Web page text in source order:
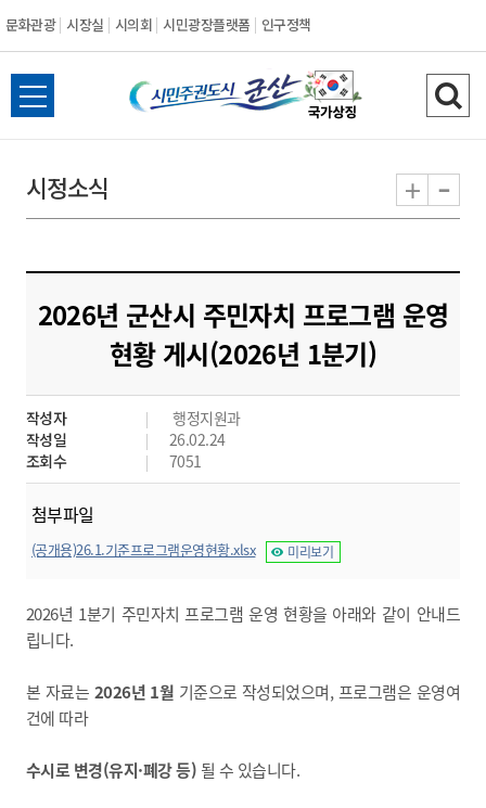
문화관광 시장실 시의회 시민광장플랫폼 인구정책
시
민
도
시
군
산
전
체
뉴
열
검
색
기
시정소식 + -
2026년 군산시 주민자치 프로그램 운영
현황 게시(2026년 1분기)
작성자
행정지원과
작성일
26.02.24
조회수
7051
첨부파일
(공개용)26.1.기준프로그램운영현황.xlsx 미리보기
2026년 1분기 주민자치 프로그램 운영 현황을 아래와 같이 안내드
립니다.
본 자료는 2026년 1월 기준으로 작성되었으며, 프로그램은 운영여
건에 따라
수시로 변경(유지·폐강 등) 될 수 있습니다.